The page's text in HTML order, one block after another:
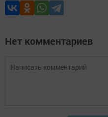
Нет комментариев